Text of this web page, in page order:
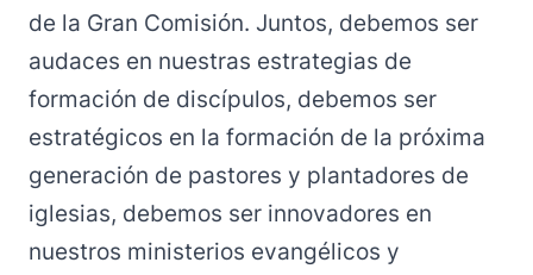
de la Gran Comisión. Juntos, debemos ser
audaces en nuestras estrategias de
formación de discípulos, debemos ser
estratégicos en la formación de la próxima
generación de pastores y plantadores de
iglesias, debemos ser innovadores en
nuestros ministerios evangélicos y